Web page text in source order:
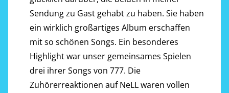
Sendung zu Gast gehabt zu haben. Sie haben
ein wirklich großartiges Album erschaffen
mit so schönen Songs. Ein besonderes
Highlight war unser gemeinsames Spielen
drei ihrer Songs von 777. Die
Zuhörerreaktionen auf NeLL waren vollen